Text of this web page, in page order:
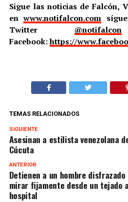
Sigue las noticias de Falcón,
enwww.notifalcon.com
Twitter @notifalcon
Facebook:https://
TEMAS RELACIONADOS
SIGUIENTE
Asesinan a estilista venezolana
Cúcuta
ANTERIOR
Detienen a un hombre disfrazado
mirar fijamente desde un tejado
hospital